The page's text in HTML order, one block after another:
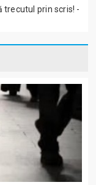
trecutul prin scris! -